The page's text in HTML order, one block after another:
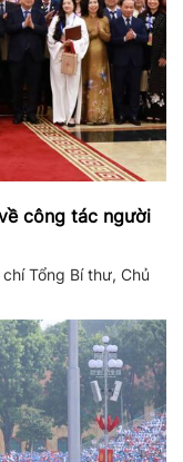
công tác người
Tổng Bí thư, Chủ